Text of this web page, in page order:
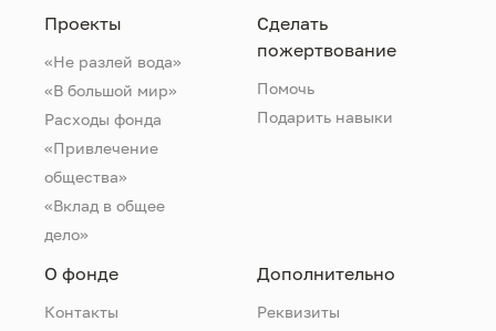
Проекты
«Не разлей вода»
«В большой мир»
Расходы фонда
«Привлечение
общества»
«Вклад в общее
дело»
Сделать
пожертвование
Помочь
Подарить навыки
О фонде
Контакты
Дополнительно
Реквизиты